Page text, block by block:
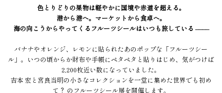
色とりどりの果物は軽やかに国境や赤道を超える。
港から港へ。マーケットから食卓へ。
海の向こうからやってくるフルーツシールはいつも旅している ––––
バナナやオレンジ、レモンに貼られたあのポップな「フルーツシー
ル」。いつの頃からか財布や手帳にペタペタと貼りはじめ、気がつけば
2,200枚近い数になっていました。
吉本 宏と宮良当明の小さなコレクションを一堂に集めた世界でも初め
て？ のフルーツシール展を開催します。